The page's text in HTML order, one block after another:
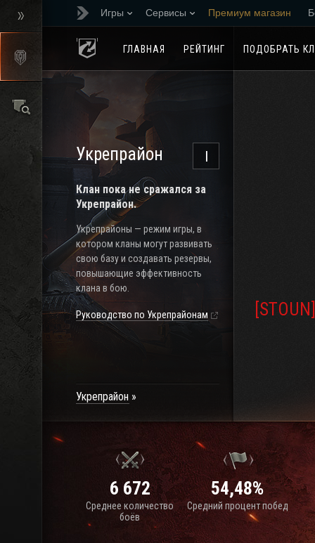
Игры Сервисы Премиум магазин
ГЛАВНАЯ
РЕЙТИНГ ПОДОБРАТЬ
I
Укрепрайон
Клан пока не сражался за
Укрепрайон.
Укрепрайоны — режим игры, в
котором кланы могут развивать
свою базу и создавать резервы,
повышающие эффективность
клана в бою.
Руководство по Укрепрайонам
Укрепрайон
[STOUN]
6 672
Среднее количество
боёв
54,48%
Средний процент побед